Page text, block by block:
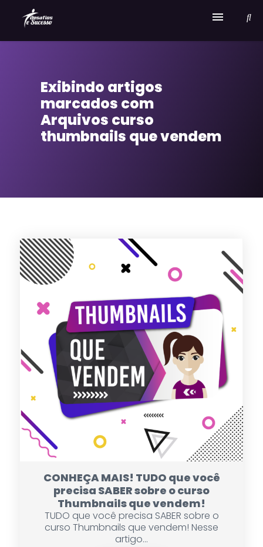
Serviços
Sobre Desafios e Sucesso
Exibindo artigos
marcados com
Arquivos curso
thumbnails que vendem
CONHEÇA MAIS! TUDO que você
precisa SABER sobre o curso
Thumbnails que vendem!
TUDO que você precisa SABER sobre o
curso Thumbnails que vendem! Nesse
artigo...